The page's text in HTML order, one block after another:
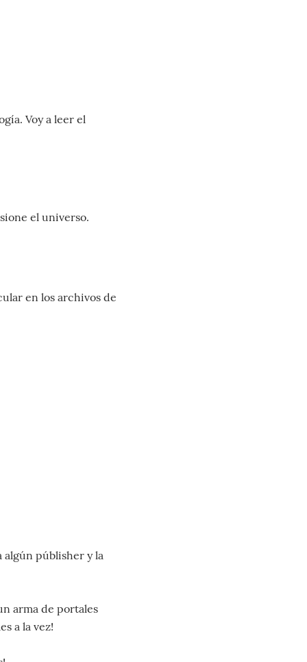
Voy a leer el
el universo.
en los archivos de
algún públisher y la
arma de portales
a la vez!